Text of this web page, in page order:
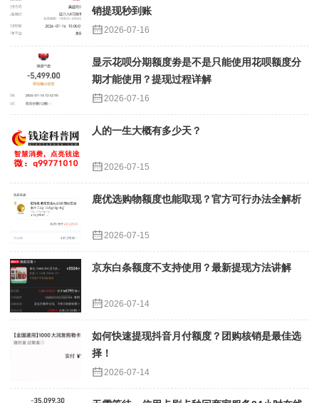
销提现秒到账
2026-07-16
显示花呗分期额度劵是不是只能使用花呗额度分
期才能使用？提现过程详解
2026-07-16
人的一生大概有多少天？
2026-07-15
鹿优选购物额度也能取现？官方可行办法全解析
2026-07-15
京东白条额度不支持使用？最新提现方法讲解
2026-07-14
如何快速提现抖音月付额度？团购核销是最佳选
择！
2026-07-14